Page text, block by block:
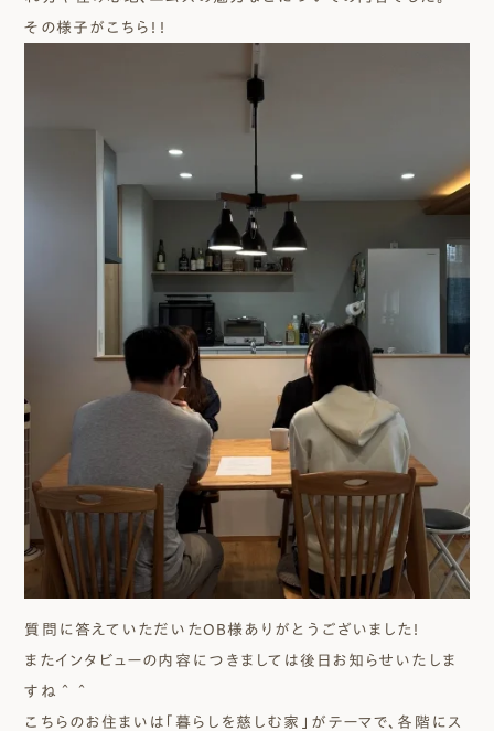
その様子がこちら！！
質問に答えていただいたOB様ありがとうございました！
またインタビューの内容につきましては後日お知らせいたしま
すね＾＾
こちらのお住まいは「暮らしを 慈しむ家」がテーマで、各階にス